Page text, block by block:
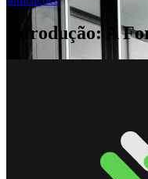
Introdução: A